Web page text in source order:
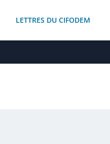
LETTRES DU CIFODEM